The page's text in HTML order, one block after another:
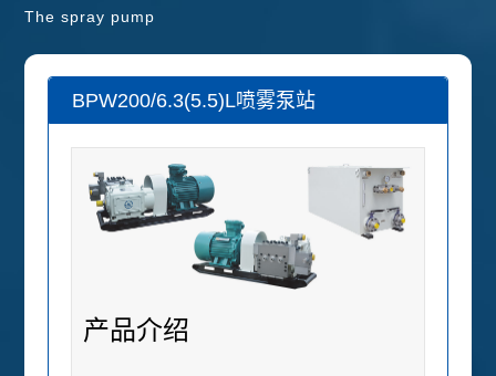
The spray pump
BPW200/6.3(5.5)L喷雾泵站
产品介绍